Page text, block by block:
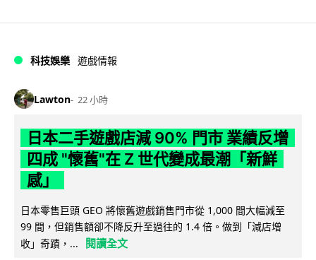
科技娛樂 遊戲情報
Lawton 22 小時
日本二手遊戲店減 90% 門市 業績反增
四成 "懷舊"在 Z 世代變成最潮「新鮮
感」
日本零售巨頭 GEO 將懷舊遊戲銷售門市從 1,000 間大幅減至
99 間，但銷售額卻不降反升至過往的 1.4 倍。做到「減店增
收」奇蹟，...
閱讀全文